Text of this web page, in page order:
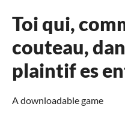
Toi qui,
couteau,
plaintif es
A downloadable game